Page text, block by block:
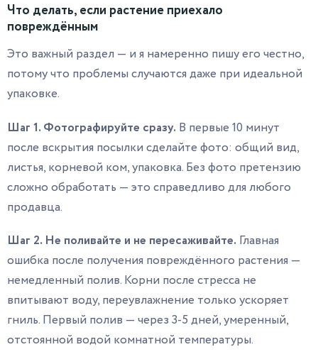
Что делать, если растение приехало
повреждённым
Это важный раздел — и я намеренно пишу его честно,
потому что проблемы случаются даже при идеальной
упаковке.
Шаг 1. Фотографируйте сразу. В первые 10 минут
после вскрытия посылки сделайте фото: общий вид,
листья, корневой ком, упаковка. Без фото претензию
сложно обработать — это справедливо для любого
продавца.
Шаг 2. Не поливайте и не пересаживайте. Главная
ошибка после получения повреждённого растения —
немедленный полив. Корни после стресса не
впитывают воду, переувлажнение только ускоряет
гниль. Первый полив — через 3-5 дней, умеренный,
отстоянной водой комнатной температуры.